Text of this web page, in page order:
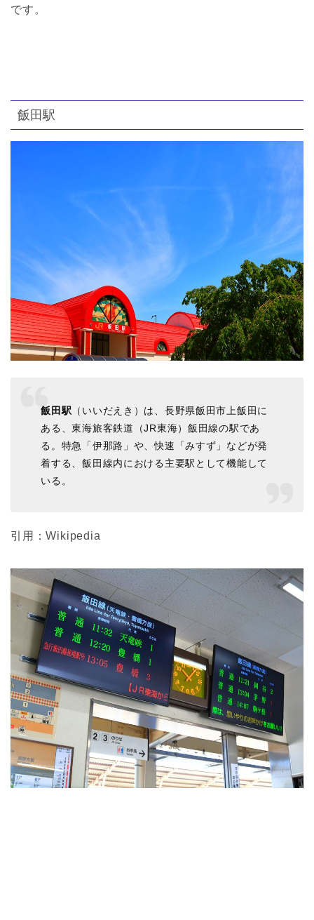
です。
飯田駅
飯田駅 （いいだえき）は、長野県飯田市上飯田に
ある、東海旅客鉄道（JR東海）飯田線の駅であ
る。特急「伊那路」や、快速「みすず」などが発
着する、飯田線内における主要駅として機能して
いる。
引用：Wikipedia